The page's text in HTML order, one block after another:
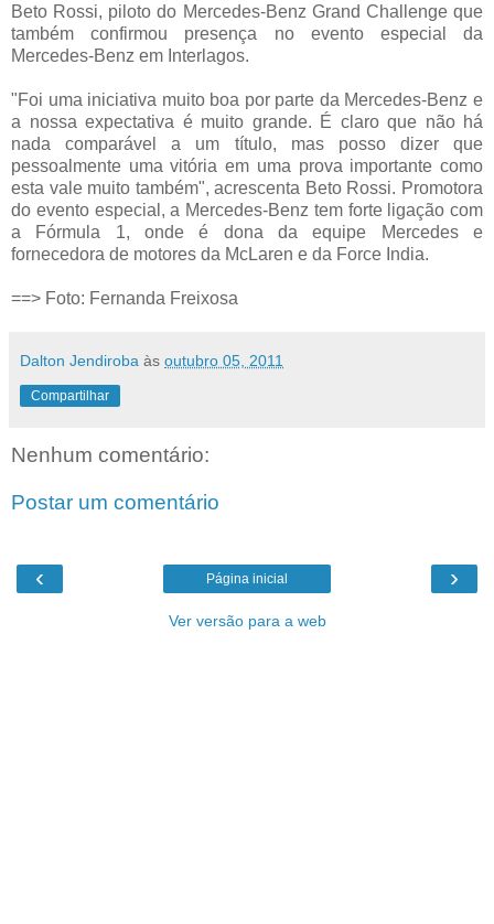
Beto Rossi, piloto do Mercedes-Benz Grand Challenge que
também confirmou presença no evento especial da
Mercedes-Benz em Interlagos.
"Foi uma iniciativa muito boa por parte da Mercedes-Benz e
a nossa expectativa é muito grande. É claro que não há
nada comparável a um título, mas posso dizer que
pessoalmente uma vitória em uma prova importante como
esta vale muito também", acrescenta Beto Rossi. Promotora
do evento especial, a Mercedes-Benz tem forte ligação com
a Fórmula 1, onde é dona da equipe Mercedes e
fornecedora de motores da McLaren e da Force India.
==> Foto: Fernanda Freixosa
Dalton Jendiroba às outubro 05, 2011
Compartilhar
Nenhum comentário:
Postar um comentário
‹ ›
Página inicial
Ver versão para a web